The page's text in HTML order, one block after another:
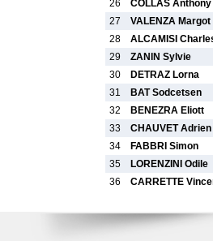
26
COLLAS Anthony
27
VALENZA Margot
28
ALCAMISI
29
ZANIN Sylvie
30
DETRAZ Lorna
31
BAT Sodcetsen
32
BENEZRA Eliott
33
CHAUVET Adrien
34
FABBRI Simon
35
LORENZINI Odile
36
CARRETTE